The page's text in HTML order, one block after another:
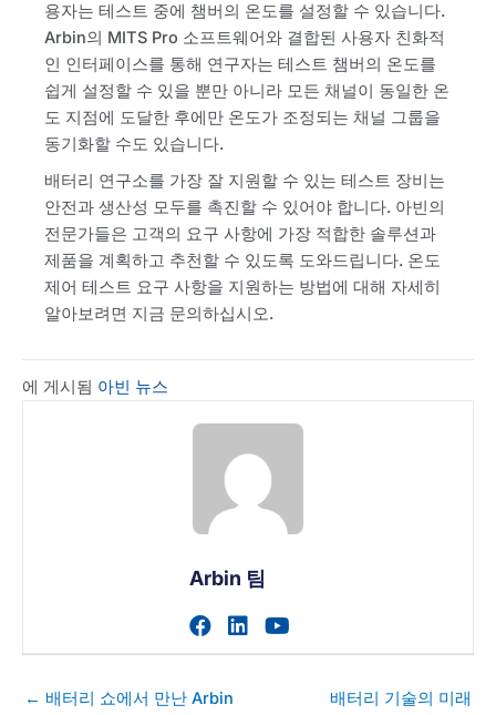
용자는 테스트 중에 챔버의 온도를 설정할 수 있습니다.
Arbin의 MITS Pro 소프트웨어와 결합된 사용자 친화적
인 인터페이스를 통해 연구자는 테스트 챔버의 온도를
쉽게 설정할 수 있을 뿐만 아니라 모든 채널이 동일한 온
도 지점에 도달한 후에만 온도가 조정되는 채널 그룹을
동기화할 수도 있습니다.
배터리 연구소를 가장 잘 지원할 수 있는 테스트 장비는
안전과 생산성 모두를 촉진할 수 있어야 합니다. 아빈의
전문가들은 고객의 요구 사항에 가장 적합한 솔루션과
제품을 계획하고 추천할 수 있도록 도와드립니다. 온도
제어 테스트 요구 사항을 지원하는 방법에 대해 자세히
알아보려면 지금 문의하십시오.
에 게시됨 아빈 뉴스
Arbin 팀
작가의 facebook 프로필 방
작가의 linkedin 프로필
← 배터리 쇼에서 만난 Arbin
배터리 기술의 미래